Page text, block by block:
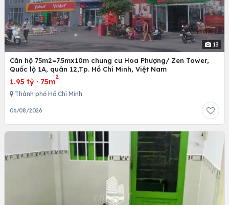
13
Căn hộ 75m2=7.5mx10m chung cư Hoa Phượng/ Zen Tower,
Quốc lộ 1A, quân 12,Tp. Hồ Chí Minh, Việt Nam
1.95 tỷ · 75m
2
Thành phố Hồ Chí Minh
06/08/2026